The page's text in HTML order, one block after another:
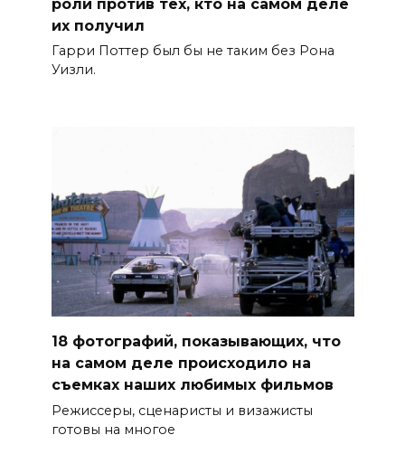
их получил
Гарри Поттер был бы не таким без Рона
Уизли.
18 фотографий, показывающих, что
на самом деле происходило на
съемках наших любимых фильмов
Режиссеры, сценаристы и визажисты
готовы на многое